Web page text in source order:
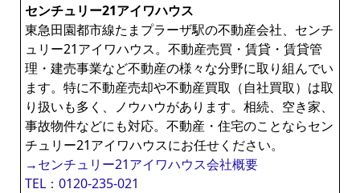
センチュリー21アイワハウス
東急田園都市線たまプラーザ駅の不動産会社、センチ
ュリー21アイワハウス。不動産売買・賃貸・賃貸管
理・建売事業など不動産の様々な分野に取り組んでい
ます。特に不動産売却や不動産買取（自社買取）は取
り扱いも多く、ノウハウがあります。相続、空き家、
事故物件などにも対応。不動産・住宅のことならセン
チュリー21アイワハウスにお任せください。
→センチュリー21アイワハウス会社概要
TEL：0120-235-021